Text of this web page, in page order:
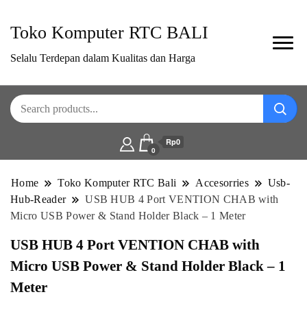
Toko Komputer RTC BALI
Selalu Terdepan dalam Kualitas dan Harga
0
Rp0
Home Toko Komputer RTC Bali Accesorries
Usb-
Hub-Reader
USB HUB 4 Port VENTION CHAB with
Micro USB Power & Stand Holder Black – 1 Meter
USB HUB 4 Port VENTION CHAB with
Micro USB Power & Stand Holder Black – 1
Meter